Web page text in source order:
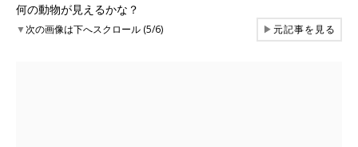
何の動物が見えるかな？
▼次の画像は下へスクロール (5/6) ▶元記事を見る